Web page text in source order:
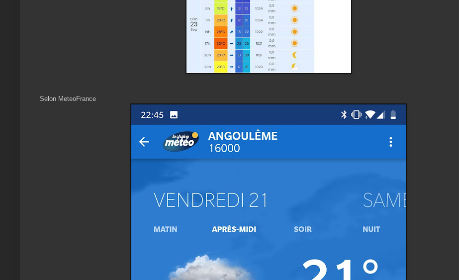
Selon MeteoFrance